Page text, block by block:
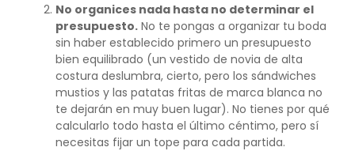
No organices nada hasta no determinar el
presupuesto. No te pongas a organizar tu boda
sin haber establecido primero un presupuesto
bien equilibrado (un vestido de novia de alta
costura deslumbra, cierto, pero los sándwiches
mustios y las patatas fritas de marca blanca no
te dejarán en muy buen lugar). No tienes por qué
calcularlo todo hasta el último céntimo, pero sí
necesitas fijar un tope para cada partida.